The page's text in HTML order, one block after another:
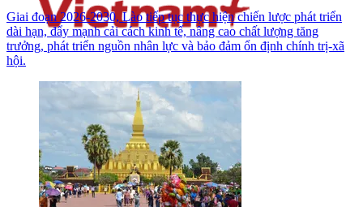
Giai đoạn 2026-2030, Lào tiếp tục thực hiện chiến lược phát triển
dài hạn, đẩy mạnh cải cách kinh tế, nâng cao chất lượng tăng
trưởng, phát triển nguồn nhân lực và bảo đảm ổn định chính trị-xã
hội.